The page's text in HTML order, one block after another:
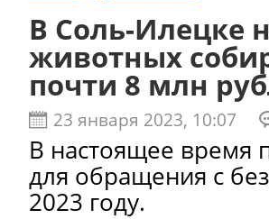
В Соль-Илецке
животных
почти 8 млн
23 января 2023, 10:07
В настоящее время
для обращения с
2023 году.